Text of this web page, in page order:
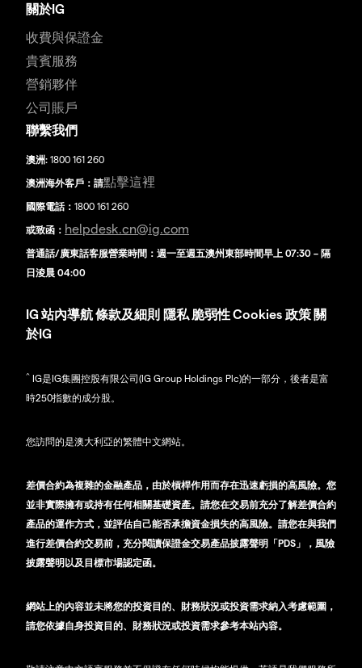
關於IG
收費與保證金
貴賓服務
營銷夥伴
公司賬戶
聯繫我們
澳洲: 1800 161 260
澳洲海外客戶：請點擊這裡
國際電話： 1800 161 260
或致函： helpdesk.cn@ig.com
普通話/廣東話客服營業時間：週一至週五澳州東部時間早上 07:30 – 隔
日淩晨 04:00
IG 站內導航條款及細則 隱私 脆弱性Cookies 政策 關
於IG
^ IG是IG集團控股有限公司(IG Group Holdings Plc)的一部分，後者是富
時250指數的成分股。
您訪問的是澳大利亞的繁體中文網站。
差價合約為複雜的金融產品，由於槓桿作用而存在迅速虧損的高風險。您
並非實際擁有或持有任何相關基礎資產。請您在交易前充分了解差價合約
產品的運作方式，並評估自己能否承擔資金損失的高風險。請您在與我們
進行差價合約交易前，充分閱讀保證金交易產品披露聲明「PDS」，風險
披露聲明以及目標市場認定函。
網站上的內容並未將您的投資目的、財務狀況或投資需求納入考慮範圍，
請您依據自身投資目的、財務狀況或投資需求參考本站內容。